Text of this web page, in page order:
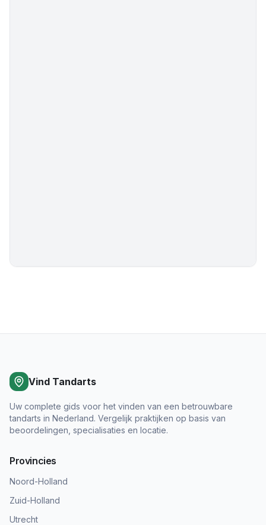
Vind Tandarts
Uw complete gids voor het vinden van een betrouwbare
tandarts in Nederland. Vergelijk praktijken op basis van
beoordelingen, specialisaties en locatie.
Provincies
Noord-Holland
Zuid-Holland
Utrecht